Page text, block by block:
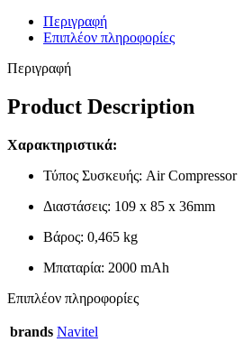
Περιγραφή
Επιπλέον πληροφορίες
Περιγραφή
Product Description
Χαρακτηριστικά:
Τύπος Συσκευής: Air Compressor
Διαστάσεις: 109 x 85 x 36mm
Βάρος: 0,465 kg
Μπαταρία: 2000 mAh
Επιπλέον πληροφορίες
brands Navitel